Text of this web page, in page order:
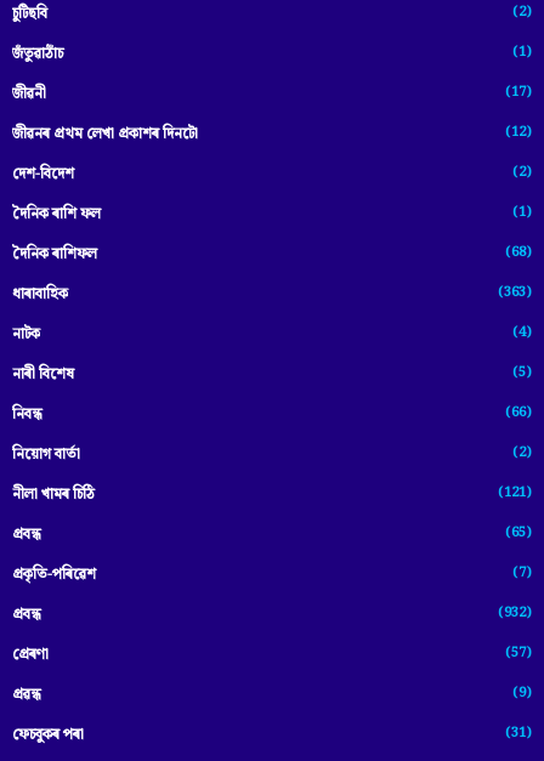
চুটিছবি (2)
জঁতুৱাঠাঁচ (1)
জীৱনী (17)
জীৱনৰ প্ৰথম লেখা প্ৰকাশৰ দিনটো (12)
দেশ-বিদেশ (2)
দৈনিক ৰাশি ফল (1)
দৈনিক ৰাশিফল (68)
ধাৰাবাহিক (363)
নাটক (4)
নাৰী বিশেষ (5)
নিবন্ধ (66)
নিয়োগ বাৰ্তা (2)
নীলা খামৰ চিঠি (121)
প্রবন্ধ (65)
প্ৰকৃতি-পৰিৱেশ (7)
প্ৰবন্ধ (932)
প্ৰেৰণা (57)
প্ৰৱন্ধ (9)
ফেচবুকৰ পৰা (31)